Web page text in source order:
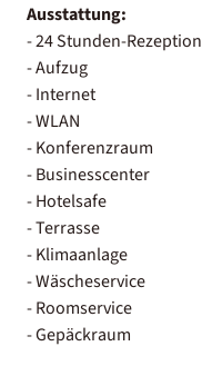
Ausstattung:
- 24 Stunden-Rezeption
- Aufzug
- Internet
- WLAN
- Konferenzraum
- Businesscenter
- Hotelsafe
- Terrasse
- Klimaanlage
- Wäscheservice
- Roomservice
- Gepäckraum